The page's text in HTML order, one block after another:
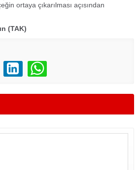
ortaya çıkarılması açısından
(TAK)